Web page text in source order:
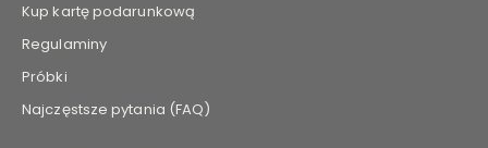
Kup kartę podarunkową
Regulaminy
Próbki
Najczęstsze pytania (FAQ)